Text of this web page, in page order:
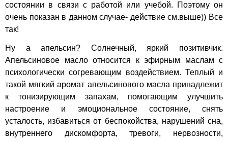
состоянии в связи с работой или учебой. Поэтому он
очень показан в данном случае- действие см.выше)) Все
так!
Ну а апельсин? Солнечный, яркий позитивчик.
Апельсиновое масло относится к эфирным маслам с
психологически согревающим воздействием. Теплый и
такой мягкий аромат апельсинового масла принадлежит
к тонизирующим запахам, помогающим улучшить
настроение и эмоциональное состояние, снять
усталость, избавиться от беспокойства, нарушений сна,
внутреннего дискомфорта, тревоги, нервозности,